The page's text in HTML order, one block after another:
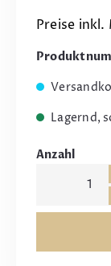
Preise
Lagernd,
Anzahl